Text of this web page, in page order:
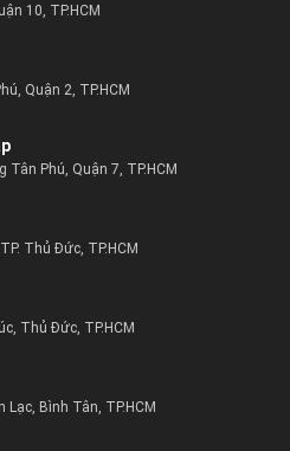
10, TP.HCM
Quận 2, TP.HCM
Phú, Quận 7, TP.HCM
Thủ Đức, TP.HCM
Thủ Đức, TP.HCM
Bình Tân, TP.HCM